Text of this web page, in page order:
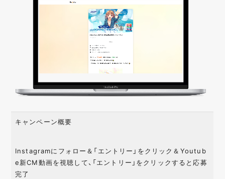
キャンペーン概要
Instagramにフォロー＆「エントリー」をクリック＆Youtub
e新CM動画を視聴して、「エントリー」をクリックすると応募
完了